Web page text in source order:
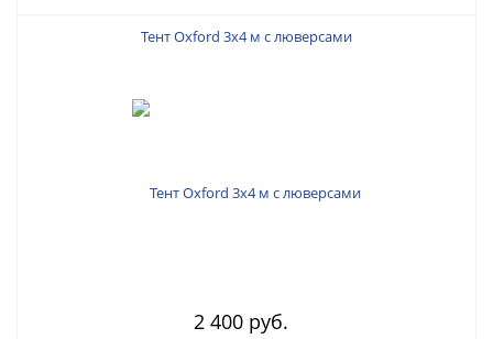
Тент Oxford 3х4 м с люверсами
2 400 руб.